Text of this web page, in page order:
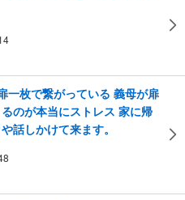
一枚で繋がっている 義母が扉
のが本当にストレス 家に帰
話しかけて来ます。